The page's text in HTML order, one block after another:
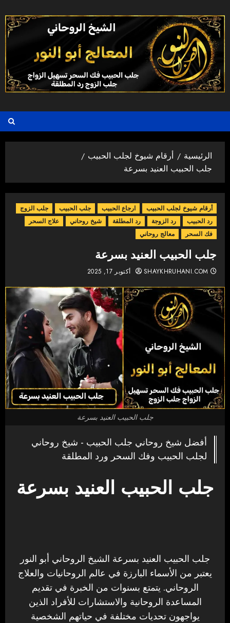
إلى
المحتوى
الرئيسية
أرقام شيوخ لجلب الحبيب
جلب الحبيب العنيد بسرعة
أرقام شيوخ لجلب الحبيب ارجاع الحبيب جلب الحبيب
جلب الزوج
رد الحبيب
رد الزوجة رد المطلقة شيخ روحاني
علاج السحر
فك السحر
معالج روحاني
جلب الحبيب العنيد بسرعة
SHAYKHRUHANI.COM أكتوبر 17, 2025
جلب الحبيب العنيد بسرعة
أفضل شيخ روحاني جلب الحبيب - شيخ روحاني
لجلب الحبيب وفك السحر ورد المطلقة
جلب الحبيب العنيد بسرعة
جلب الحبيب العنيد بسرعة الشيخ الروحاني أبو النور
يعتبر من الأسماء البارزة في عالم الروحانيات والعلاج
الروحاني. يتمتع بسنوات من الخبرة في تقديم
المساعدة الروحانية والاستشارات للأفراد الذين
يواجهون تحديات مختلفة في حياتهم الشخصية